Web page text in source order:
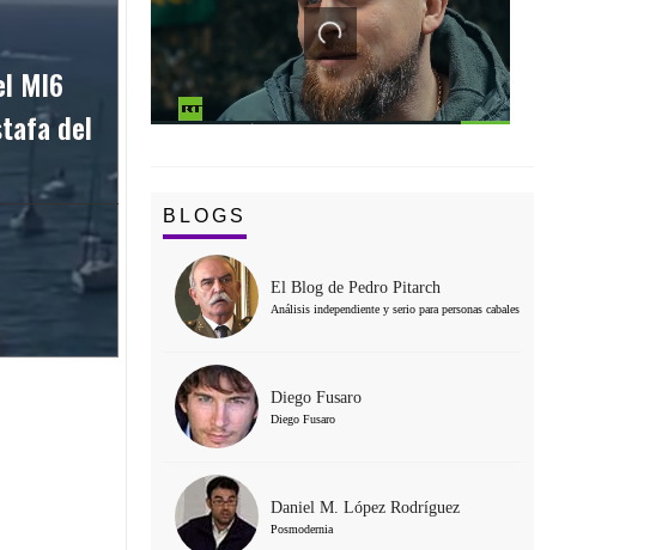
MI6
del
BLOGS
El Blog de Pedro Pitarch
Análisis independiente y serio para personas cabales
Diego Fusaro
Diego Fusaro
Daniel M. López Rodríguez
Posmodernia